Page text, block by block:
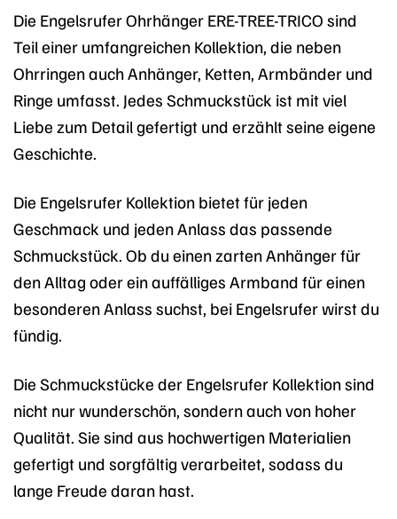
Die Engelsrufer Ohrhänger ERE-TREE-TRICO sind
Teil einer umfangreichen Kollektion, die neben
Ohrringen auch Anhänger, Ketten, Armbänder und
Ringe umfasst. Jedes Schmuckstück ist mit viel
Liebe zum Detail gefertigt und erzählt seine eigene
Geschichte.
Die Engelsrufer Kollektion bietet für jeden
Geschmack und jeden Anlass das passende
Schmuckstück. Ob du einen zarten Anhänger für
den Alltag oder ein auffälliges Armband für einen
besonderen Anlass suchst, bei Engelsrufer wirst du
fündig.
Die Schmuckstücke der Engelsrufer Kollektion sind
nicht nur wunderschön, sondern auch von hoher
Qualität. Sie sind aus hochwertigen Materialien
gefertigt und sorgfältig verarbeitet, sodass du
lange Freude daran hast.